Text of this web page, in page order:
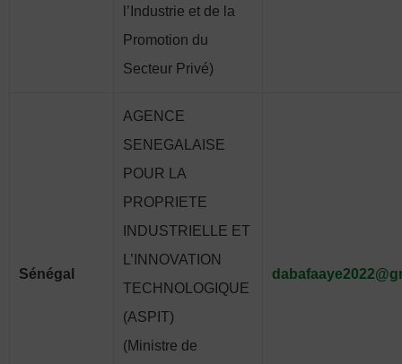
l’Industrie et de la
Promotion du
Secteur Privé)
Sénégal
AGENCE
SENEGALAISE
POUR LA
PROPRIETE
INDUSTRIELLE ET
L’INNOVATION
TECHNOLOGIQUE
(ASPIT)
(Ministre de